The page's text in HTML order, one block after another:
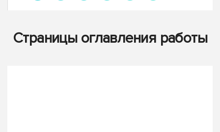
Страницы оглавления работы